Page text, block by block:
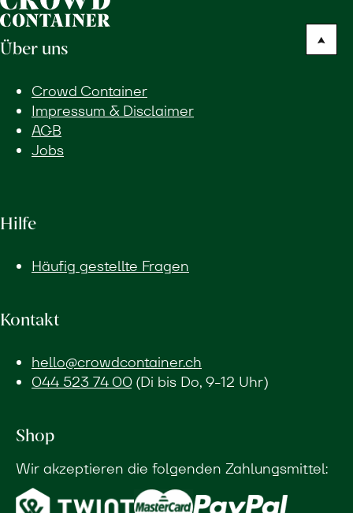
Über uns
Crowd Container
Impressum & Disclaimer
AGB
Jobs
Hilfe
Häufig gestellte Fragen
Kontakt
hello@crowdcontainer.ch
044 523 74 00(Di bis Do, 9-12 Uhr)
Shop
Wir akzeptieren die folgenden Zahlungsmittel: